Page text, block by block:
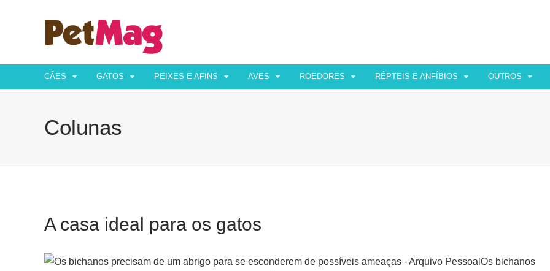
CÃES GATOS PEIXES E AFINS AVES ROEDORES RÉPTEIS E ANFÍBIOS OUTROS
Colunas
A casa ideal para os gatos
Os bichanos